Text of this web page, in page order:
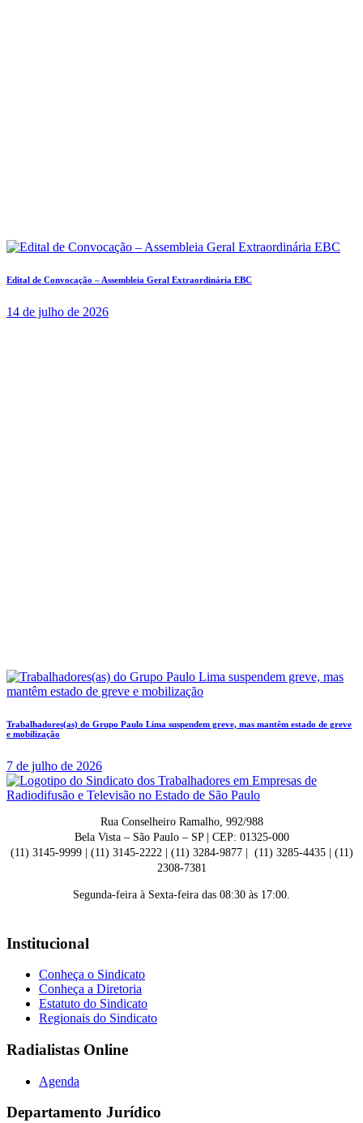
Edital de Convocação – Assembleia Geral Extraordinária EBC
14 de julho de 2026
Trabalhadores(as) do Grupo Paulo Lima suspendem greve, mas mantêm estado de greve
e mobilização
7 de julho de 2026
Rua Conselheiro Ramalho, 992/988
Bela Vista – São Paulo – SP | CEP: 01325-000
(11) 3145-9999 | (11) 3145-2222 | (11) 3284-9877 | (11) 3285-4435 | (11)
2308-7381
Segunda-feira à Sexta-feira das 08:30 às 17:00.
Institucional
Conheça o Sindicato
Conheça a Diretoria
Estatuto do Sindicato
Regionais do Sindicato
Radialistas Online
Agenda
Departamento Jurídico